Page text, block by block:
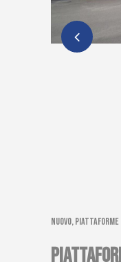
Nuovo,